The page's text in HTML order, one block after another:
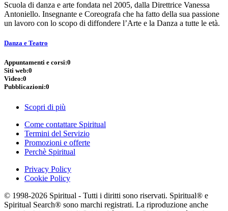
Scuola di danza e arte fondata nel 2005, dalla Direttrice Vanessa
Antoniello. Insegnante e Coreografa che ha fatto della sua passione
un lavoro con lo scopo di diffondere l’Arte e la Danza a tutte le età.
Danza e Teatro
Appuntamenti e corsi:0
Siti web:0
Video:0
Pubblicazioni:0
Scopri di più
Come contattare Spiritual
Termini del Servizio
Promozioni e offerte
Perchè Spiritual
Privacy Policy
Cookie Policy
© 1998-2026 Spiritual - Tutti i diritti sono riservati. Spiritual® e
Spiritual Search® sono marchi registrati. La riproduzione anche